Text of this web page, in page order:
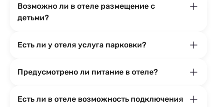
Возможно ли в отеле размещение с
детьми?
Есть ли у отеля услуга парковки?
Предусмотрено ли питание в отеле?
Есть ли в отеле возможность подключения